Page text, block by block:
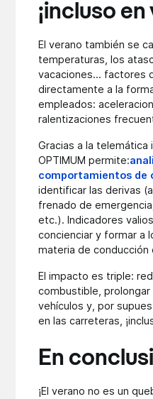
¡incluso
El verano también se
temperaturas, los
vacaciones... factores
directamente a la
empleados:
ralentizaciones
Gracias a la
OPTIMUM permite:
comportamientos de
identificar las derivas
frenado de
etc.). Indicadores
concienciar y formar a
materia de conducción
El impacto es triple:
combustible, prolongar
vehículos y, por
en las carreteras,
En
¡El verano no es un